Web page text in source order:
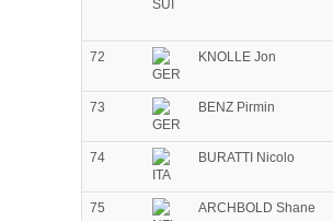
72 KNOLLE Jon
73 BENZ Pirmin
74 BURATTI Nicolo
75 ARCHBOLD Shane